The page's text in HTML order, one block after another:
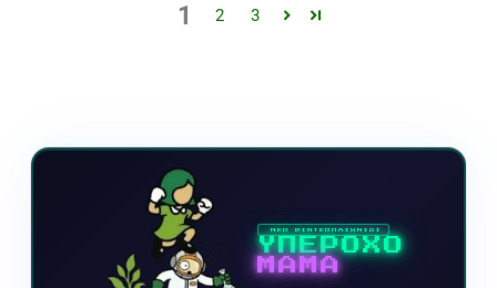
1 2 3
ΝΕΟ ΒΙΝΤΕΟΠΑΙΧΝΙΔΙ
ΥΠΕΡΟΧΟ
ΜΑΜΑ